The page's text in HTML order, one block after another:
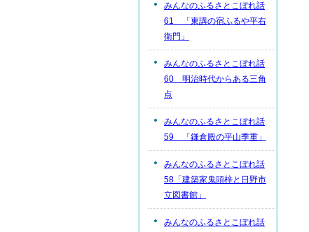
みんなのふるさとこぼれ話
61 「東講の宿ふるや平右
衛門」
みんなのふるさとこぼれ話
60 明治時代からある三角
点
みんなのふるさとこぼれ話
59 「鎌倉殿の平山季重」
みんなのふるさとこぼれ話
58「建築家鬼頭梓と日野市
立図書館」
みんなのふるさとこぼれ話